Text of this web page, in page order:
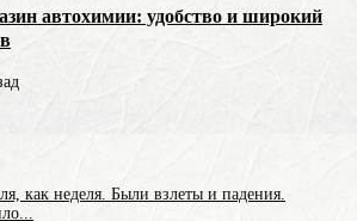
автохимии: удобство и широкий
как неделя. Были взлеты и падения.